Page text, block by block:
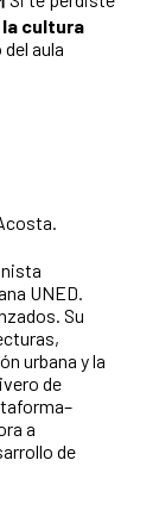
cultura
aula
UNED.
Su
urbana y la
de
a
de